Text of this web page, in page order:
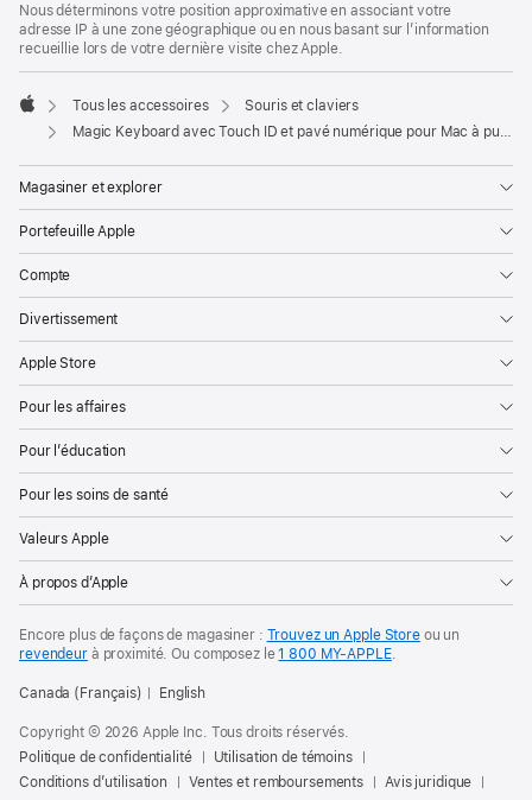
Nous déterminons votre position approximative en associant votre
adresse IP à une zone géographique ou en nous basant sur l’information
recueillie lors de votre dernière visite chez Apple.
Apple
Tous les accessoires
Souris et claviers
Magic Keyboard avec Touch ID et pavé numérique pour Mac à puce Apple (USB‑C) - Anglais (États-Unis) - Touches noires
Magasiner et explorer
Portefeuille Apple
Compte
Divertissement
Apple Store
Pour les affaires
Pour l’éducation
Pour les soins de santé
Valeurs Apple
À propos d’Apple
Encore plus de façons de magasiner : Trouvez un Apple Storeou un
revendeurà proximité. Ou composez le1 800 MY‑APPLE.
Canada (Français) English
Copyright © 2026 Apple Inc. Tous droits réservés.
Politique de confidentialité
Utilisation de témoins
Conditions d’utilisation
Ventes et remboursements
Avis juridique